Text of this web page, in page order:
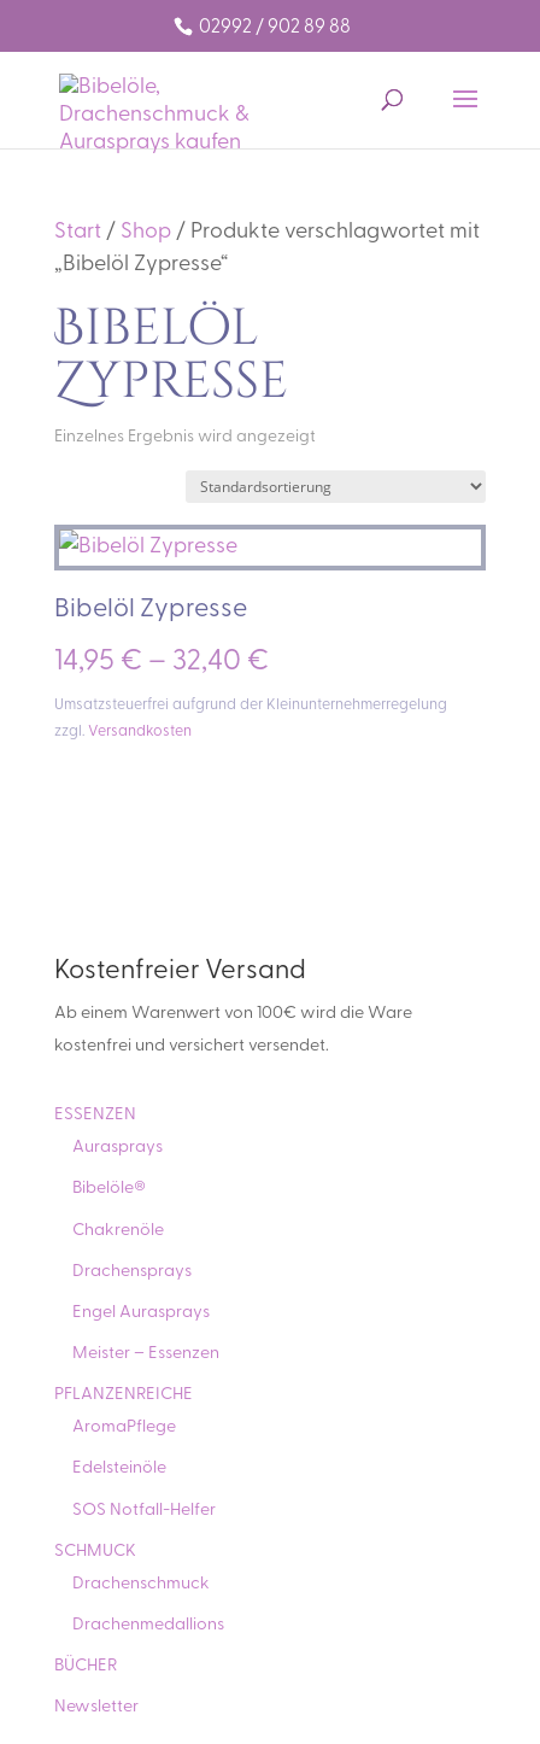
02992 / 902 89 88
Start/ Shop/ Produkte verschlagwortet mit
„Bibelöl Zypresse“
Bibelöl
Zypresse
Einzelnes Ergebnis wird angezeigt
Bibelöl Zypresse
14,95 € – 32,40 €
Umsatzsteuerfrei aufgrund der Kleinunternehmerregelung
zzgl. Versandkosten
Kostenfreier Versand
Ab einem Warenwert von 100€ wird die Ware
kostenfrei und versichert versendet.
ESSENZEN
Aurasprays
Bibelöle®
Chakrenöle
Drachensprays
Engel Aurasprays
Meister – Essenzen
PFLANZENREICHE
AromaPflege
Edelsteinöle
SOS Notfall-Helfer
SCHMUCK
Drachenschmuck
Drachenmedallions
BÜCHER
Newsletter